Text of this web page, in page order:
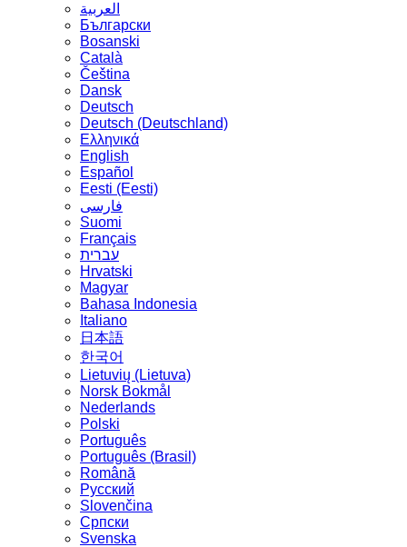
العربية
Български
Bosanski
Сatalà
Čeština
Dansk
Deutsch
Deutsch (Deutschland)
Ελληνικά
English
Español
Eesti (Eesti)
فارسی
Suomi
Français
עברית
Hrvatski
Magyar
Bahasa Indonesia
Italiano
日本語
한국어
Lietuvių (Lietuva)
‪Norsk Bokmål‬
Nederlands
Polski
Português
Português (Brasil)
Română
Русский
Slovenčina
Српски
Svenska